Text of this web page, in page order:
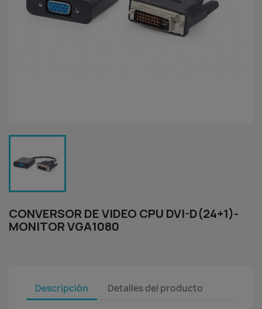
CONVERSOR DE VIDEO CPU DVI-D(24+1)-
MONITOR VGA1080
Descripción Detalles del producto